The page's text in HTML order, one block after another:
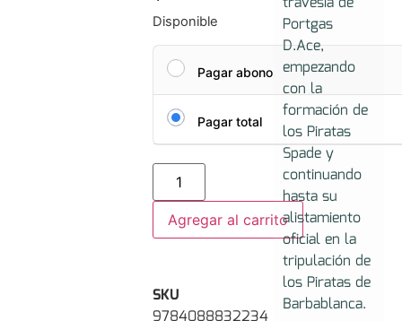
Disponible
Pagar abono
Pagar total
Agregar al carrito
SKU
Portgas
D.Ace,
empezando
con la
formación de
los Piratas
Spade y
continuando
hasta su
alistamiento
oficial en la
tripulación de
los Piratas de
Barbablanca.